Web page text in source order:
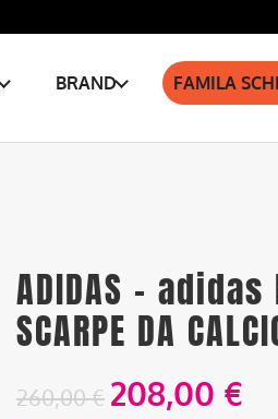
BRAND FAMILA
ADIDAS – adidas
SCARPE DA
260,00€ 208,00 €